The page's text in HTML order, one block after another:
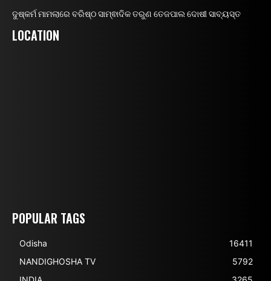
ଦୁଷ୍କର୍ମ ମାମଲାରେ ବରିଷ୍ଠ ସାମ୍ଵାଦିକ ତରୁଣ ତେଜପାଲ ଦୋଷୀ ସାବ୍ୟସ୍ତ
LOCATION
POPULAR TAGS
Odisha
16411
NANDIGHOSHA TV
5792